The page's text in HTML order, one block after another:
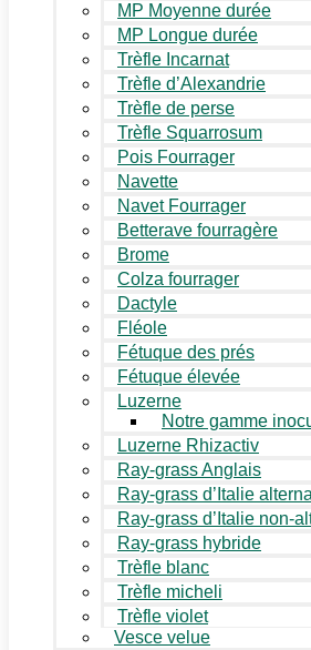
MP Moyenne durée
MP Longue durée
Trèfle Incarnat
Trèfle d’Alexandrie
Trèfle de perse
Trèfle Squarrosum
Pois Fourrager
Navette
Navet Fourrager
Betterave fourragère
Brome
Colza fourrager
Dactyle
Fléole
Fétuque des prés
Fétuque élevée
Luzerne
Notre gamme
Luzerne Rhizactiv
Ray-grass Anglais
Ray-grass d’Italie
Ray-grass d’Italie non-
Ray-grass hybride
Trèfle blanc
Trèfle micheli
Trèfle violet
Vesce velue